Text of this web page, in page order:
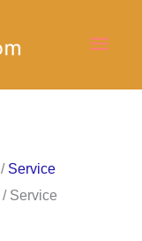
/ Service
/ Service